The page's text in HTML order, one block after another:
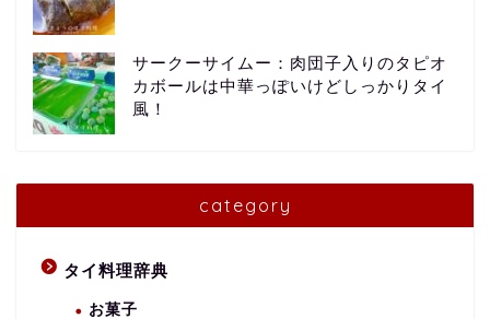
サークーサイムー：肉団子入りのタピオ
カボールは中華っぽいけどしっかりタイ
風！
category
タイ料理辞典
お菓子